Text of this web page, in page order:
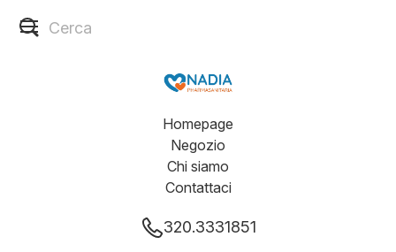
Homepage
Negozio
Chi siamo
Contattaci
320.3331851